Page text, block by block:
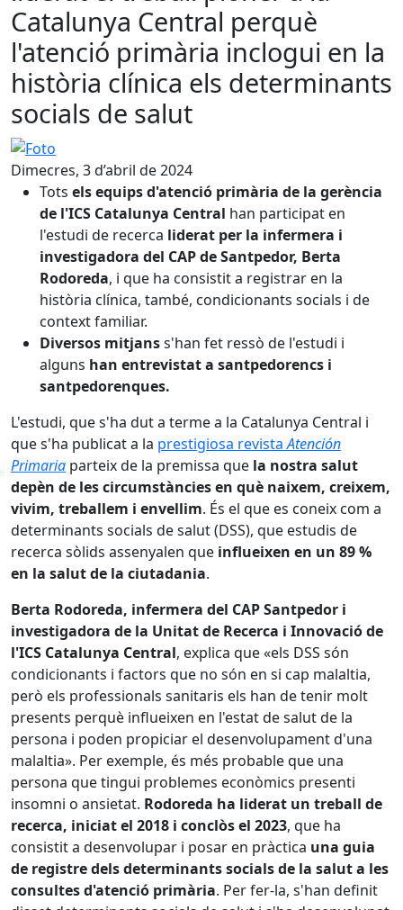
Catalunya Central perquè
l'atenció primària inclogui en la
història clínica els determinants
socials de salut
Foto
Dimecres, 3 d’abril de 2024
Tots els equips d'atenció primària de la gerència
de l'ICS Catalunya Central han participat en
l'estudi de recerca liderat per la infermera i
investigadora del CAP de Santpedor, Berta
Rodoreda, i que ha consistit a registrar en la
història clínica, també, condicionants socials i de
context familiar.
Diversos mitjanss'han fet ressò de l'estudi i
alguns han entrevistat a santpedorencs i
santpedorenques.
L'estudi, que s'ha dut a terme a la Catalunya Central i
que s'ha publicat a la prestigiosa revistaAtención
Primaria parteix de la premissa que la nostra salut
depèn de les circumstàncies en què naixem, creixem,
vivim, treballem i envellim. És el que es coneix com a
determinants socials de salut (DSS), que estudis de
recerca sòlids assenyalen que influeixen en un 89 %
en la salut de la ciutadania.
Berta Rodoreda, infermera del CAP Santpedor i
investigadora de la Unitat de Recerca i Innovació de
l'ICS Catalunya Central, explica que «els DSS són
condicionants i factors que no són en si cap malaltia,
però els professionals sanitaris els han de tenir molt
presents perquè influeixen en l'estat de salut de la
persona i poden propiciar el desenvolupament d'una
malaltia». Per exemple, és més probable que una
persona que tingui problemes econòmics presenti
insomni o ansietat. Rodoreda ha liderat un treball de
recerca, iniciat el 2018 i conclòs el 2023, que ha
consistit a desenvolupar i posar en pràctica una guia
de registre dels determinants socials de la salut a les
consultes d'atenció primària. Per fer-la, s'han definit